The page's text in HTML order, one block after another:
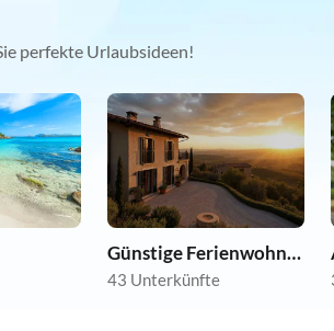
perfekte Urlaubsideen!
Günstige Ferienwohnungen
43 Unterkünfte